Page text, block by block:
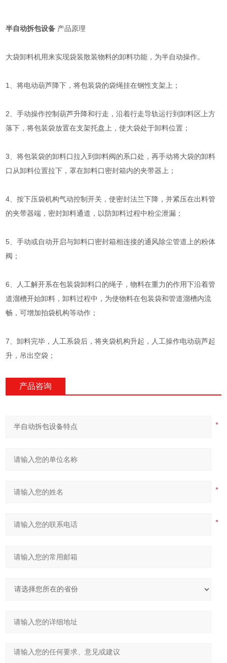
半自动拆包设备 产品原理
大袋卸料机用来实现袋装散装物料的卸料功能，为半自动操作。
1、将电动葫芦降下，将包装袋的袋绳挂在钢性支架上；
2、手动操作控制葫芦升降和行走，沿着行走导轨运行到卸料区上方
落下，将包装袋放置在支架托盘上，使大袋处于卸料位置；
3、将包装袋的卸料口拉入到卸料阀的系口处，再手动将大袋的卸料
口从卸料位置拉下，罩在卸料口密封箱内的夹带器上；
4、按下压袋机构气动控制开关，使密封法兰下降，并紧压在出料管
的夹带器端，密封卸料通道，以防卸料过程中粉尘泄漏；
5、手动或自动开启与卸料口密封箱相连接的通风除尘管道上的粉体
阀；
6、人工解开系在包装袋卸料口的绳子，物料在重力的作用下沿着管
道溜槽开始卸料，卸料过程中，为使物料在包装袋和管道溜槽内流
畅，可增加拍袋机构等动作；
7、卸料完毕，人工系袋后，将夹袋机构升起，人工操作电动葫芦起
升，吊出空袋；
产品咨询